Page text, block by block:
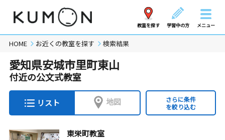
教室を探す 学習中の方 メニュー
HOME お近くの教室を探す 検索結果
愛知県安城市里町東山
付近の公文式教室
リスト 地図
さらに条件
を絞り込む
東栄町教室